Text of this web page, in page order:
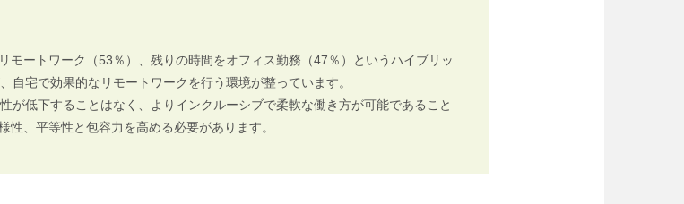
モートワーク（53％）、残りの時間をオフィス勤務（47％）というハイブリッ
自宅で効果的なリモートワークを行う環境が整っています。
が低下することはなく、よりインクルーシブで柔軟な働き方が可能であること
、平等性と包容力を高める必要があります。